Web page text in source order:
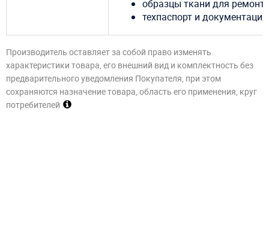
образцы ткани для
техпаспорт и
Производитель оставляет за собой право изменять
характеристики товара, его внешний вид и комплектность без
предварительного уведомления Покупателя, при этом
сохраняются назначение товара, область его применения, круг
потребителей